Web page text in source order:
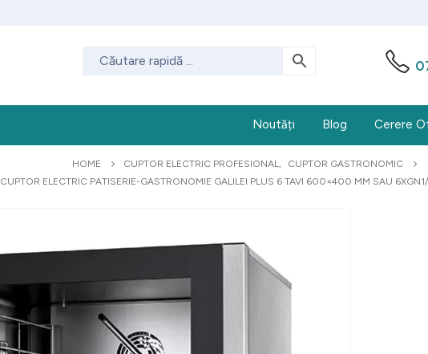
Noutăți Blog Cerere
HOME CUPTOR ELECTRIC PROFESIONAL,
CUPTOR GASTRONOMIC
CUPTOR ELECTRIC PATISERIE-GASTRONOMIE GALILEI PLUS 6 TAVI 600×400 MM SAU